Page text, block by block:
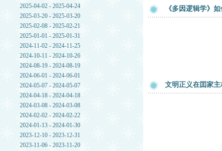
2025-04-02 - 2025-04-24
2025-03-20 - 2025-03-20
2025-02-08 - 2025-02-21
2025-01-01 - 2025-01-31
2024-11-02 - 2024-11-25
2024-10-11 - 2024-10-26
2024-08-19 - 2024-08-19
2024-06-01 - 2024-06-01
2024-05-07 - 2024-05-07
2024-04-18 - 2024-04-18
2024-03-08 - 2024-03-08
2024-02-02 - 2024-02-22
2024-01-13 - 2024-01-30
2023-12-10 - 2023-12-31
2023-11-06 - 2023-11-20
《多因逻辑学》
文明正义在囯家